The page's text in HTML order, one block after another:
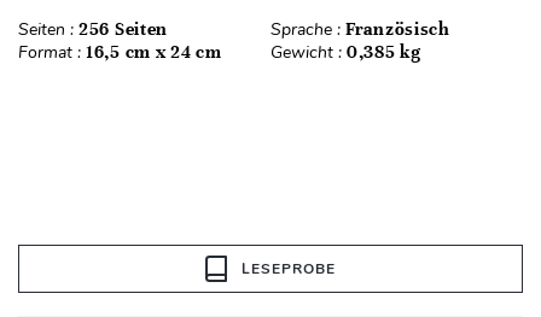
Seiten : 256 Seiten Sprache : Französisch
Format : 16,5 cm x 24 cm Gewicht : 0,385 kg
LESEPROBE